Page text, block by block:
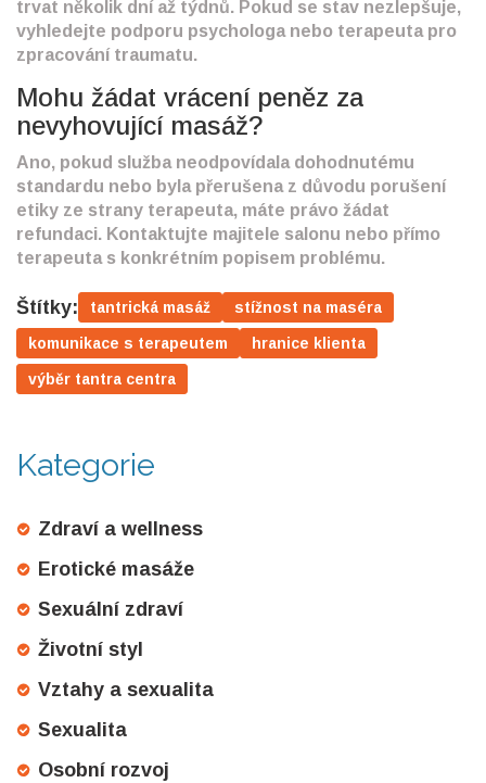
trvat několik dní až týdnů. Pokud se stav nezlepšuje,
vyhledejte podporu psychologa nebo terapeuta pro
zpracování traumatu.
Mohu žádat vrácení peněz za
nevyhovující masáž?
Ano, pokud služba neodpovídala dohodnutému
standardu nebo byla přerušena z důvodu porušení
etiky ze strany terapeuta, máte právo žádat
refundaci. Kontaktujte majitele salonu nebo přímo
terapeuta s konkrétním popisem problému.
Štítky: tantrická masáž stížnost na maséra
komunikace s terapeutem hranice klienta
výběr tantra centra
Kategorie
Zdraví a wellness
Erotické masáže
Sexuální zdraví
Životní styl
Vztahy a sexualita
Sexualita
Osobní rozvoj